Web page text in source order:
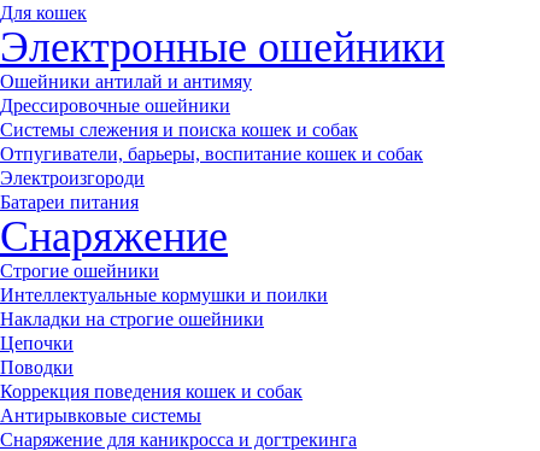
Для кошек
Электронные ошейники
Ошейники антилай и антимяу
Дрессировочные ошейники
Системы слежения и поиска кошек и собак
Отпугиватели, барьеры, воспитание кошек и собак
Электроизгороди
Батареи питания
Снаряжение
Строгие ошейники
Интеллектуальные кормушки и поилки
Накладки на строгие ошейники
Цепочки
Поводки
Коррекция поведения кошек и собак
Антирывковые системы
Снаряжение для каникросса и догтрекинга